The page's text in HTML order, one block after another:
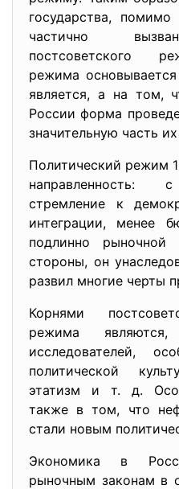
государства,
частично
постсоветского
режима
является, а на том,
России форма
значительную часть
Политический режим
стремление к
интеграции, менее
подлинно
стороны, он
развил многие черты
Корнями
режима
исследователей,
политической
этатизм и т. д.
также в том, что
стали новым
Экономика в
рыночным законам в